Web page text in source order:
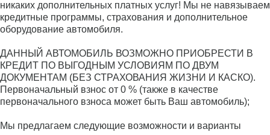
никаких дополнительных платных услуг! Мы не навязываем
кредитные программы, страхования и дополнительное
оборудование автомобиля.
ДАННЫЙ АВТОМОБИЛЬ ВОЗМОЖНО ПРИОБРЕСТИ В
КРЕДИТ ПО ВЫГОДНЫМ УСЛОВИЯМ ПО ДВУМ
ДОКУМЕНТАМ (БЕЗ СТРАХОВАНИЯ ЖИЗНИ И КАСКО).
Первоначальный взнос от 0 % (также в качестве
первоначального взноса может быть Ваш автомобиль);
Мы предлагаем следующие возможности и варианты